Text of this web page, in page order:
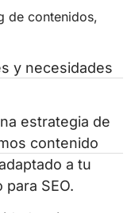
de contenidos,
y necesidades
estrategia de
contenido
a tu
SEO.